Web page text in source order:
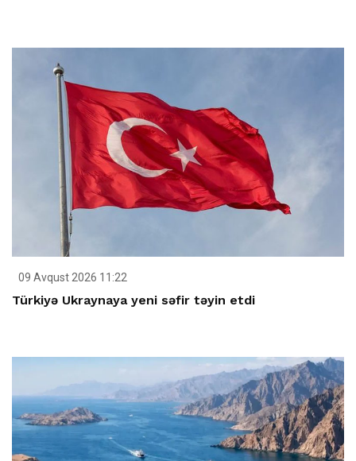
09 Avqust 2026 11:22
Türkiyə Ukraynaya yeni səfir təyin etdi